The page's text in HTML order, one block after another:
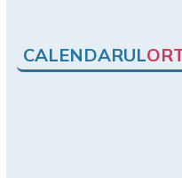
CALENDARUL